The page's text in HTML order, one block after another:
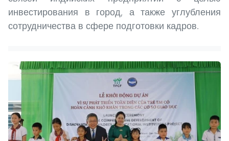
инвестирования в город, а также углубления
сотрудничества в сфере подготовки кадров.